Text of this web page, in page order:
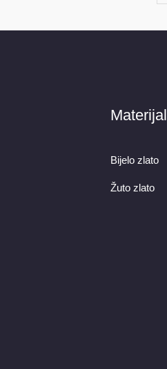
Materijal
Bijelo zlato
Žuto zlato